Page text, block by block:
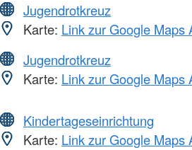
Jugendrotkreuz
Karte: Link zur Google Maps
Jugendrotkreuz
Karte: Link zur Google Maps
Kindertageseinrichtung
Karte: Link zur Google Maps